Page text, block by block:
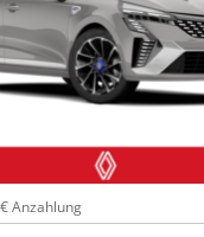
Anzahlung